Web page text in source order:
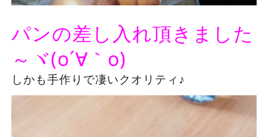
パンの差し入れ頂きました
～ヾ(o´∀｀o)
しかも手作りで凄いクオリティ♪